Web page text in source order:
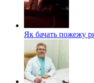
Як бачать пожежу